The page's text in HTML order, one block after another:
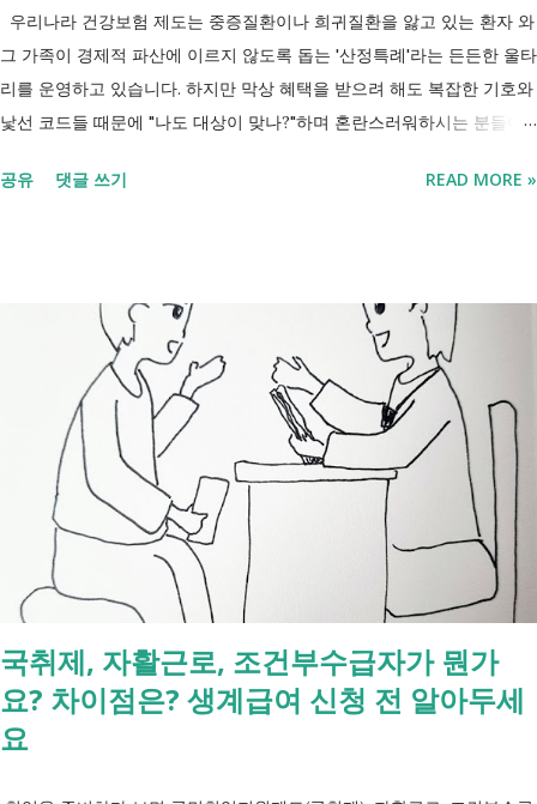
로 생각하기 쉽지만, 두 제도는 지급 기준이 서로 다릅니다. 구분 장애인
연금 생계급여 목적 장애로 인한 ...
우리나라 건강보험 제도는 중증질환이나 희귀질환을 앓고 있는 환자 와
그 가족이 경제적 파산에 이르지 않도록 돕는 '산정특례'라는 든든한 울타
리를 운영하고 있습니다. 하지만 막상 혜택을 받으려 해도 복잡한 기호와
낯선 코드들 때문에 "나도 대상이 맞나?"하며 혼란스러워하시는 분들이
닙니다. 여러분의 병원비를 90%에서 최대 95%까지 국가가 대신 부담해
건복지부 고시 개정에 따라 추가되거나 변경될 수 있습니다. 이번 글은
2026년 기준 최신 산정특례 특정기호(V코드)를 반영해 정리 했습니다. 다
음과 같은 내용을 한 번에 확인할 수 있습니다. - 암·희귀질환 산정특례 V
코드 - 뇌혈관질환·심장질환 산정특례 - 중증화상·중증외상 적용 코드 -
장기이식 및 혈액투석 등 특례 대상 - 치매·극희귀질환·상세불명 희귀질
환 신규 적용 코드 - 임신·난임·아동 진료 등 F코드 대상 병원에서 진료를
받은 뒤 진료비 계산서나 건강보험 산정내역에 표시된 V코드를 확인하면
현재 어떤 산정특례가 적용되고 있는지 쉽게 확인할 수 있습니다. 아래
표에서 본인의 질환명이나 특정기호를 찾아보시기 바랍니다. 암·희귀질
환 산정특례 특정기호 및 상병코드 Ⅰ. 「본인일부부담금 산정특례에 관
한 기준」 제1조 관련 특정기호 코드 구분 대상 특정기호 1 미등록암환자
가 해당상병(C00～C97, D00～D09, D32～D33, D37～D48)으로 진료를
받은 당일 V027 Ⅱ. 「본인일부부담금 산정특례에 관한 기준」 제2조 관
공유 댓글 쓰기 READ MORE »
국취제, 자활근로, 조건부수급자가 뭔가
요? 차이점은? 생계급여 신청 전 알아두세
요